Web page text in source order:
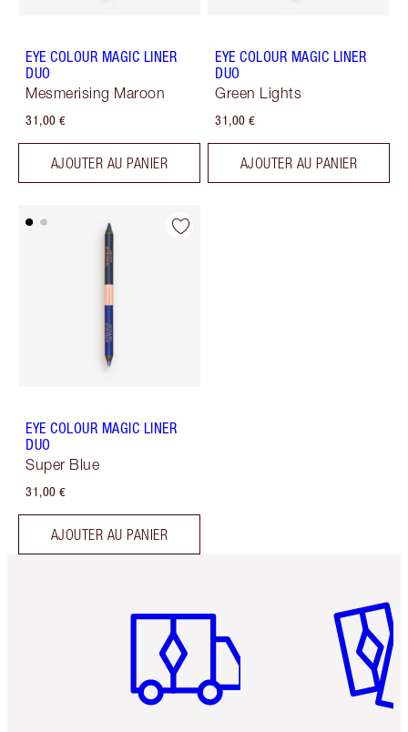
EYE COLOUR MAGIC LINER
DUO
Mesmerising Maroon
31,00 €
AJOUTER AU PANIER
EYE COLOUR MAGIC LINER
DUO
Green Lights
31,00 €
AJOUTER AU PANIER
EYE COLOUR MAGIC LINER
DUO
Super Blue
31,00 €
AJOUTER AU PANIER